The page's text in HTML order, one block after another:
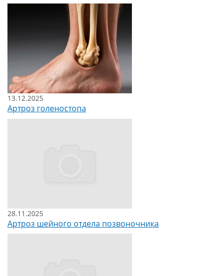
13.12.2025
Артроз голеностопа
28.11.2025
Артроз шейного отдела позвоночника